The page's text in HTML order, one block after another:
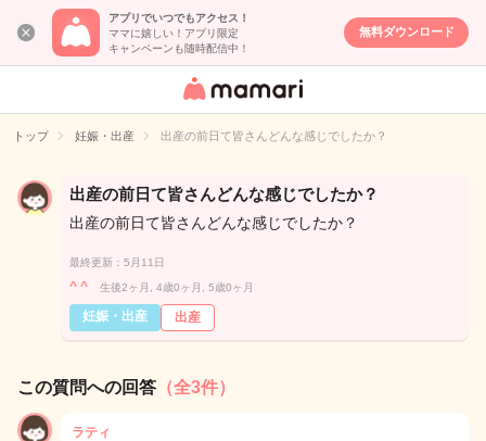
アプリでいつでもアクセス！
ママに嬉しい！アプリ限定
キャンペーンも随時配信中！
無料ダウンロード
女性専用匿名QA
イト
トップ 妊娠・出産 出産の前日て皆さんどんな感じでしたか？
出産の前日て皆さんどんな感じでしたか？
出産の前日て皆さんどんな感じでしたか？
最終更新：5月11日
^ ^ 生後2ヶ月, 4歳0ヶ月, 5歳0ヶ月
妊娠・出産 出産
この質問への回答 （全3件）
ラティ